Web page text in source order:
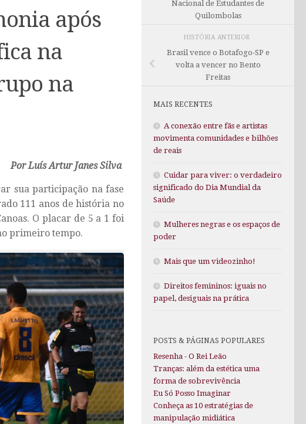
após
na
na
Por Luís Artur Janes Silva
sua participação na fase
111 anos de história no
O placar de 5 a 1 foi
primeiro tempo.
Nacional de Estudantes de
Quilombolas
HISTÓRIA ANTERIOR
Brasil vence o Botafogo-SP e
volta a vencer no Bento
Freitas
MAIS RECENTES
A conexão entre fãs e artistas
movimenta comunidades e bilhões
de reais
Cuidar para viver: o verdadeiro
significado do Dia Mundial da
Saúde
Mulheres negras e os espaços de
poder
Mais que um videozinho!
Direitos femininos: iguais no
papel, desiguais na prática
POSTS & PÁGINAS POPULARES
Resenha - O Rei Leão
Tranças: além da estética uma
forma de sobrevivência
Eu Só Posso Imaginar
Conheça as 10 estratégias de
manipulação midiática